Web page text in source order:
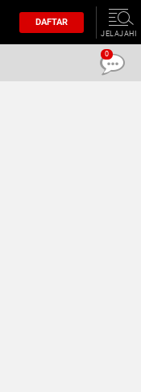
DAFTAR
JELAJAHI
0